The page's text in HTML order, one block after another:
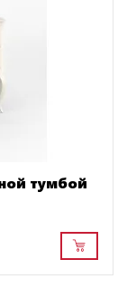
тумбой